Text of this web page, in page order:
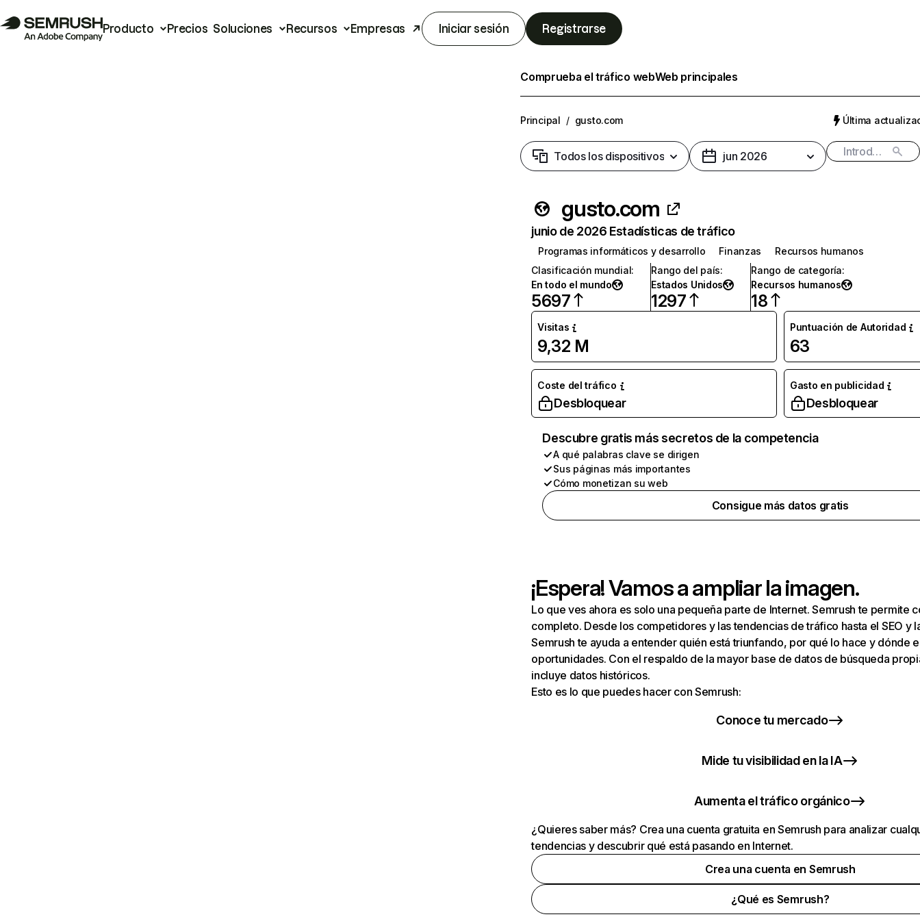
Producto Precios Soluciones Recursos Empresas Iniciar sesión Registrarse
Comprueba el tráfico webWeb principales
Principal / gusto.com Última
Todos los dispositivos jun 2026
gusto.com
junio de 2026 Estadísticas de tráfico
Programas informáticos y desarrollo Finanzas
Recursos humanos
Clasificación mundial:
En todo el mundo
5697
Rango del país:
Estados Unidos
1297
Rango de categoría:
Recursos humanos
18
Visitas
9,32 M
Puntuación de Autoridad
63
Coste del tráfico
Desbloquear
Gasto en publicidad
Desbloquear
Descubre gratis más secretos de la competencia
A qué palabras clave se dirigen
Sus páginas más importantes
Cómo monetizan su web
Consigue más datos gratis
¡Espera! Vamos a ampliar la imagen.
Lo que ves ahora es solo una pequeña parte de Internet. Semrush te permite
completo. Desde los competidores y las tendencias de tráfico hasta el SEO y
Semrush te ayuda a entender quién está triunfando, por qué lo hace y dónde
oportunidades. Con el respaldo de la mayor base de datos de búsqueda
incluye datos históricos.
Esto es lo que puedes hacer con Semrush:
Conoce tu mercado
Mide tu visibilidad en la IA
Aumenta el tráfico orgánico
¿Quieres saber más? Crea una cuenta gratuita en Semrush para analizar
tendencias y descubrir qué está pasando en Internet.
Crea una cuenta en Semrush
¿Qué es Semrush?